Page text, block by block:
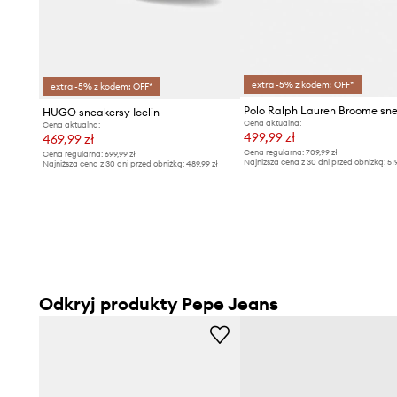
extra -5% z kodem: OFF*
HUGO sneakersy Icelin
Cena aktualna:
469,99 zł
Cena regularna: 699,99 zł
Najniższa cena z 30 dni przed obniżką: 489,99 zł
extra -5% z kodem: OFF*
Cena aktualna:
499,99 zł
Cena regularna:709,99 zł
Najniższa cena z 30 dni przed obniżką:
Odkryj produkty Pepe Jeans